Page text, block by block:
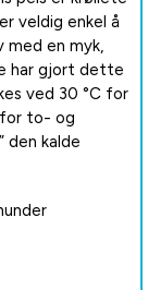
veldig enkel å
med en myk,
har gjort dette
ved 30 °C for
to- og
den kalde